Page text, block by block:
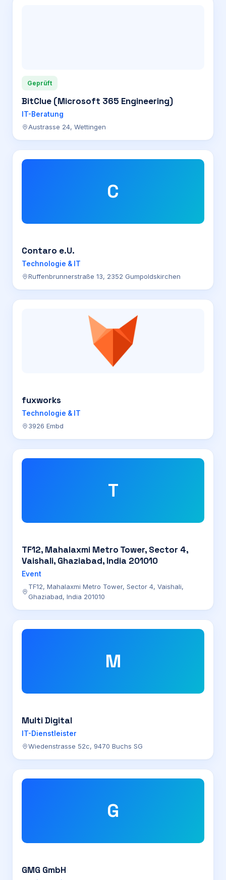
Geprüft
BitClue (Microsoft 365 Engineering)
IT-Beratung
Austrasse 24, Wettingen
C
Contaro e.U.
Technologie & IT
Ruffenbrunnerstraße 13, 2352 Gumpoldskirchen
fuxworks
Technologie & IT
3926 Embd
T
TF12, Mahalaxmi Metro Tower, Sector 4,
Vaishali, Ghaziabad, India 201010
Event
TF12, Mahalaxmi Metro Tower, Sector 4, Vaishali,
Ghaziabad, India 201010
M
Multi Digital
IT-Dienstleister
Wiedenstrasse 52c, 9470 Buchs SG
G
GMG GmbH